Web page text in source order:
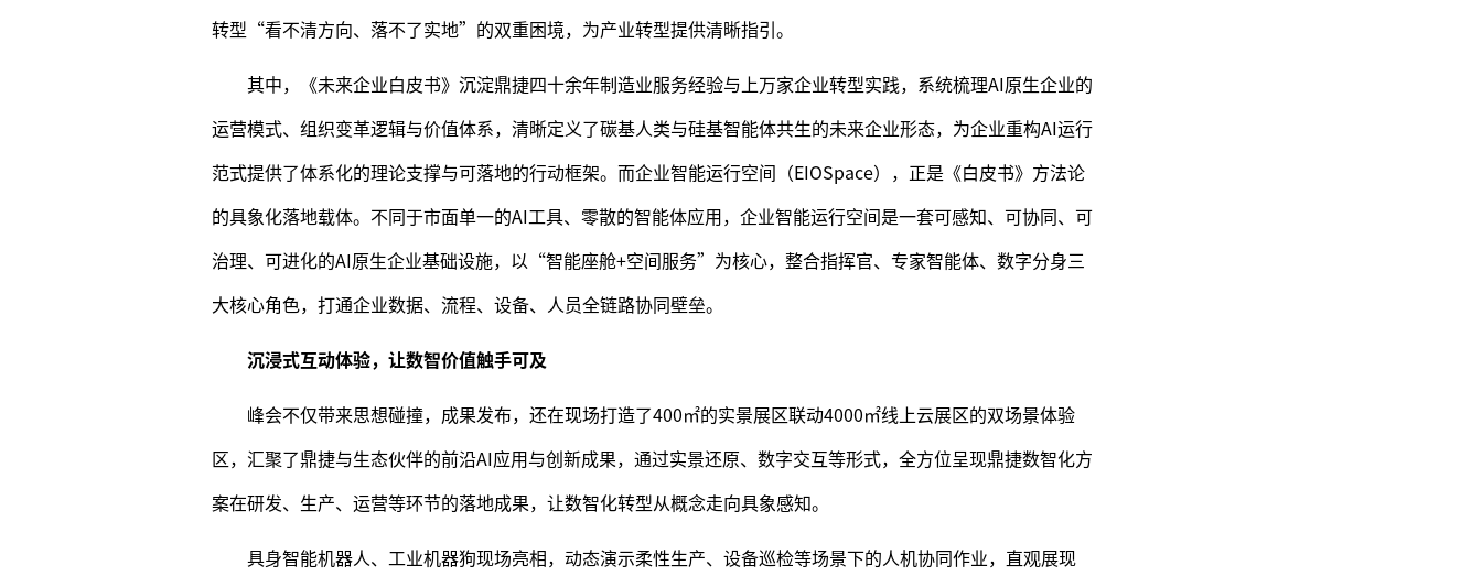
转型“看不清方向、落不了实地”的双重困境，为产业转型提供清晰指引。
其中，《未来企业白皮书》沉淀鼎捷四十余年制造业服务经验与上万家企业转型实践，系统梳理AI原生企业的
运营模式、组织变革逻辑与价值体系，清晰定义了碳基人类与硅基智能体共生的未来企业形态，为企业重构AI运行
范式提供了体系化的理论支撑与可落地的行动框架。而企业智能运行空间（EIOSpace），正是《白皮书》方法论
的具象化落地载体。不同于市面单一的AI工具、零散的智能体应用，企业智能运行空间是一套可感知、可协同、可
治理、可进化的AI原生企业基础设施，以“智能座舱+空间服务”为核心，整合指挥官、专家智能体、数字分身三
大核心角色，打通企业数据、流程、设备、人员全链路协同壁垒。
沉浸式互动体验，让数智价值触手可及
峰会不仅带来思想碰撞，成果发布，还在现场打造了400㎡的实景展区联动4000㎡线上云展区的双场景体验
区，汇聚了鼎捷与生态伙伴的前沿AI应用与创新成果，通过实景还原、数字交互等形式，全方位呈现鼎捷数智化方
案在研发、生产、运营等环节的落地成果，让数智化转型从概念走向具象感知。
具身智能机器人、工业机器狗现场亮相，动态演示柔性生产、设备巡检等场景下的人机协同作业，直观展现